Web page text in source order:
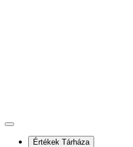
Értékek Tárháza